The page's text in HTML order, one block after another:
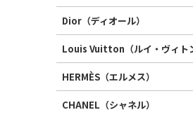
Dior（ディオール）
Louis Vuitton（ルイ・ヴィト
HERMÈS（エルメス）
CHANEL（シャネル）